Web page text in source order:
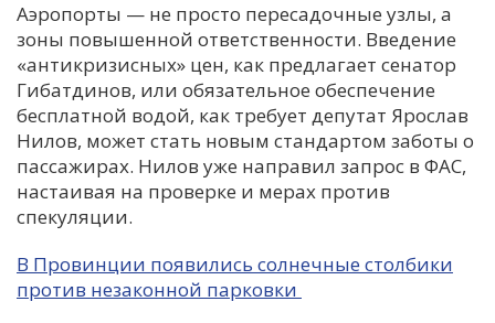
Аэропорты — не просто пересадочные узлы, а
зоны повышенной ответственности. Введение
«антикризисных» цен, как предлагает сенатор
Гибатдинов, или обязательное обеспечение
бесплатной водой, как требует депутат Ярослав
Нилов, может стать новым стандартом заботы о
пассажирах. Нилов уже направил запрос в ФАС,
настаивая на проверке и мерах против
спекуляции.
В Провинции появились солнечные столбики
против незаконной парковки